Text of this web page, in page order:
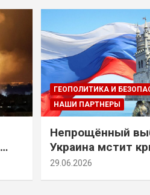
ГЕОПОЛИТИКА И
НАШИ ПАРТНЕРЫ
Непрощённый
Украина мстит
за их
29.06.2026